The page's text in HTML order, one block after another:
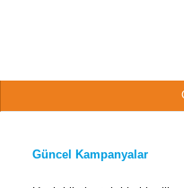
Güncel Kampanyalar